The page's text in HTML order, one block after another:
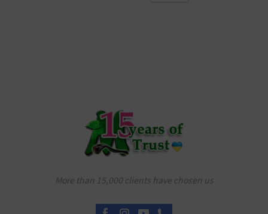
More than 15,000 clients have chosen us